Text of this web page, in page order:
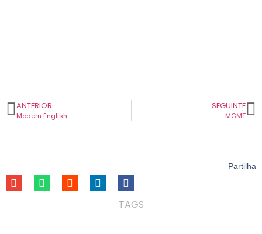
ANTERIOR
Modern English
SEGUINTE
MGMT
Partilha
TAGS